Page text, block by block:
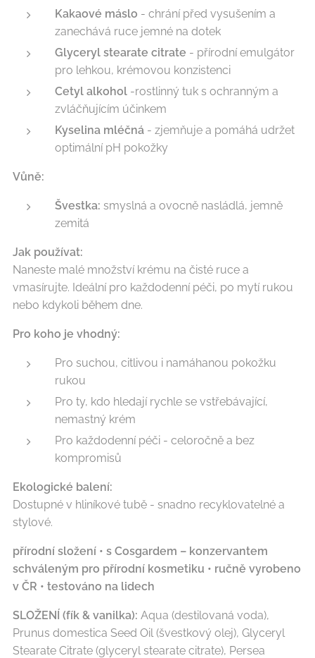
Kakaové máslo - chrání před vysušením a
zanechává ruce jemné na dotek
Glyceryl stearate citrate - přírodní emulgátor
pro lehkou, krémovou konzistenci
Cetyl alkohol -rostlinný tuk s ochranným a
zvláčňujícím účinkem
Kyselina mléčná - zjemňuje a pomáhá udržet
optimální pH pokožky
Vůně:
Švestka: smyslná a ovocně nasládlá, jemně
zemitá
Jak používat:
Naneste malé množství krému na čisté ruce a
vmasírujte. Ideální pro každodenní péči, po mytí rukou
nebo kdykoli během dne.
Pro koho je vhodný:
Pro suchou, citlivou i namáhanou pokožku
rukou
Pro ty, kdo hledají rychle se vstřebávající,
nemastný krém
Pro každodenní péči - celoročně a bez
kompromisů
Ekologické balení:
Dostupné v hliníkové tubě - snadno recyklovatelné a
stylové.
přírodní složení • s Cosgardem – konzervantem
schváleným pro přírodní kosmetiku • ručně vyrobeno
v ČR • testováno na lidech
SLOŽENÍ (fík & vanilka): Aqua (destilovaná voda),
Prunus domestica Seed Oil (švestkový olej), Glyceryl
Stearate Citrate (glyceryl stearate citrate), Persea